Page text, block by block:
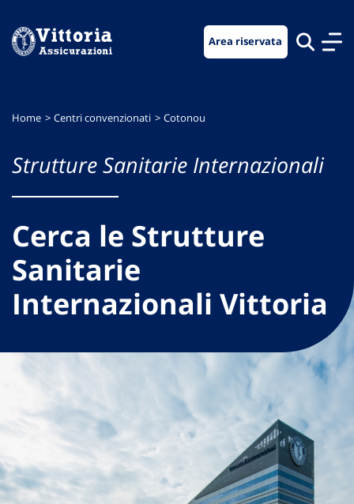
menu
contenuto
footer
Area riservata
Home Centri convenzionati Cotonou
Strutture Sanitarie Internazionali
Cerca le Strutture
Sanitarie
Internazionali Vittoria